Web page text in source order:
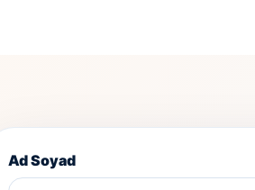
Ad Soyad